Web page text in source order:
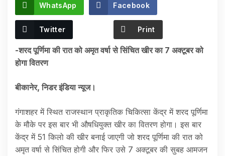
WhatsApp Facebook
Twitter Print
-शरद पूर्णिमा की रात को अमृत वर्षा से सिंचित खीर का 7 अक्टूबर को
होगा वितरण
बीकानेर, निडर इंडिया न्यूज।
गंगाशहर में स्थित राजस्थान प्राकृतिक चिकित्सा केंद्र में शरद पूर्णिमा
के मौके पर इस बार भी औषधियुक्त खीर का वितरण होगा। इस बार
केंद्र में 51 किलो की खीर बनाई जाएगी जो शरद पूर्णिमा की रात को
अमृत वर्षा से सिंचित होगी और फिर उसे 7 अक्टूबर की सुबह आमजन